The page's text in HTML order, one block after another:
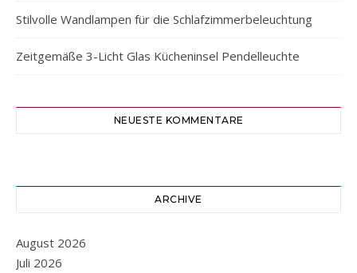
Stilvolle Wandlampen für die Schlafzimmerbeleuchtung
Zeitgemäße 3-Licht Glas Kücheninsel Pendelleuchte
NEUESTE KOMMENTARE
ARCHIVE
August 2026
Juli 2026